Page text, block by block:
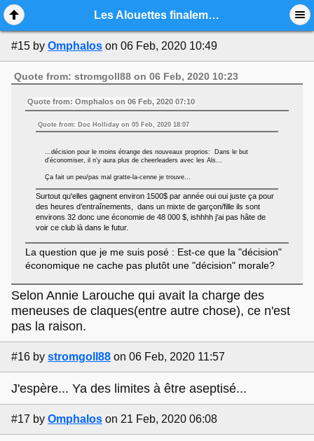
Les Alouettes finalement vendus
#15 by Omphalos on 06 Feb, 2020 10:49
Quote from: stromgoll88 on 06 Feb, 2020 10:23
Quote from: Omphalos on 06 Feb, 2020 07:10
Quote from: Doc Holliday on 05 Feb, 2020 18:07
...décision pour le moins étrange des nouveaux proprios: Dans le but
d'économiser, il n'y aura plus de cheerleaders avec les Als...
Ça fait un peu/pas mal gratte-la-cenne je trouve...
Surtout qu'elles gagnent environ 1500$ par année oui oui juste ça pour
des heures d’entraînements, dans un mixte de garçon/fille ils sont
environs 32 donc une économie de 48 000 $, ishhhh j'ai pas hâte de
voir ce club là dans le futur.
La question que je me suis posé : Est-ce que la "décision"
économique ne cache pas plutôt une "décision" morale?
Selon Annie Larouche qui avait la charge des
meneuses de claques(entre autre chose), ce n'est
pas la raison.
#16 by stromgoll88 on 06 Feb, 2020 11:57
J'espère... Ya des limites à être aseptisé...
#17 by Omphalos on 21 Feb, 2020 06:08